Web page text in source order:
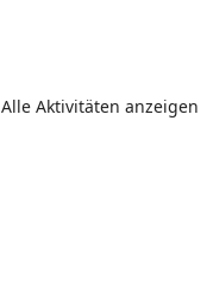
Alle Aktivitäten anzeigen